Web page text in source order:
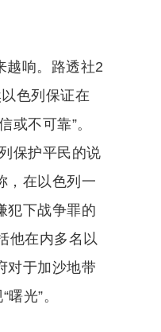
越响。路透社2
色列保证在
不可靠”。
保护平民的说
，在以色列一
犯下战争罪的
他在内多名以
对于加沙地带
光”。